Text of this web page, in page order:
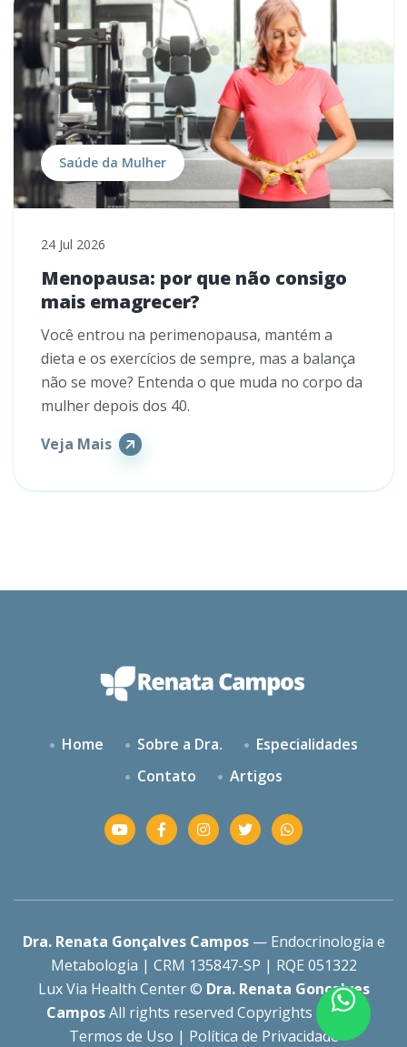
Saúde da Mulher
24 Jul 2026
Menopausa: por que não consigo
mais emagrecer?
Você entrou na perimenopausa, mantém a
dieta e os exercícios de sempre, mas a balança
não se move? Entenda o que muda no corpo da
mulher depois dos 40.
Veja Mais
Home Sobre a Dra.
Especialidades
Contato
Artigos
Dra. Renata Gonçalves Campos— Endocrinologia e
Metabologia | CRM 135847-SP | RQE 051322
Lux Via Health Center © Dra. Renata Gonçalves
CamposAll rights reserved Copyrights 2025 |
Termos de Uso | Política de Privacidade